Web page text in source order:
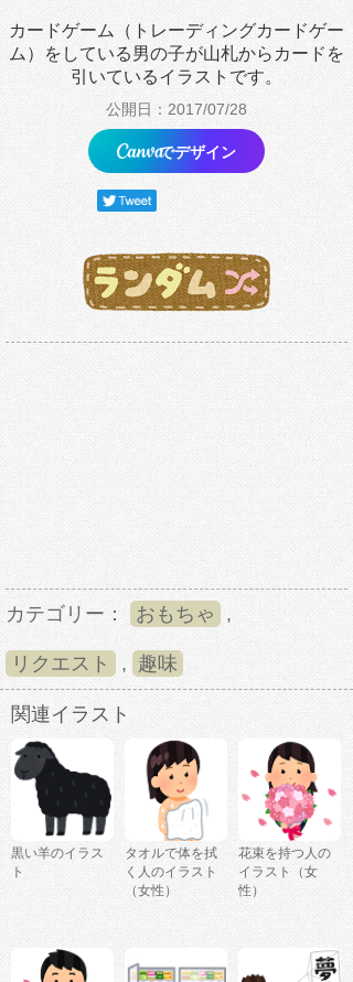
カードゲーム（トレーディングカードゲー
ム）をしている男の子が山札からカードを
引いているイラストです。
公開日：2017/07/28
でデザイン
カテゴリー： おもちゃ ,
リクエスト , 趣味
関連イラスト
黒い羊のイラス
ト
タオルで体を拭
く人のイラスト
（女性）
花束を持つ人の
イラスト（女
性）